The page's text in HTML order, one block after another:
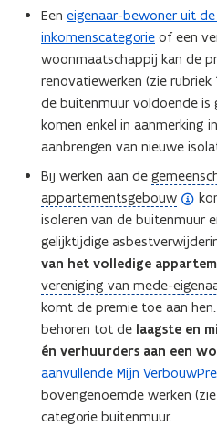
Een eigenaar-bewoner uit
inkomenscategorie of een
woonmaatschappij kan de
renovatiewerken (zie rubriek
de buitenmuur voldoende is
komen enkel in aanmerking
aanbrengen van nieuwe
Bij werken aan de (
o
p
e
n
d
e
f
i
n
i
t
appartementsgebouw
(
o
p
e
n
d
e
f
i
n
i
isoleren van de buitenmuur
gelijktijdige
van het volledige
vereniging van mede-
(
o
p
e
n
d
e
komt de premie toe aan
behoren tot de laagste en
én verhuurders aan een
aanvullende Mijn
bovengenoemde werken (zie
categorie buitenmuur.